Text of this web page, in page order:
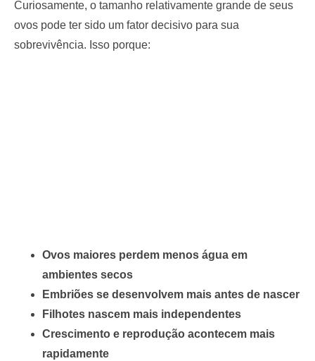
Curiosamente, o tamanho relativamente grande de seus
ovos pode ter sido um fator decisivo para sua
sobrevivência. Isso porque:
Ovos maiores perdem menos água em
ambientes secos
Embriões se desenvolvem mais antes de nascer
Filhotes nascem mais independentes
Crescimento e reprodução acontecem mais
rapidamente